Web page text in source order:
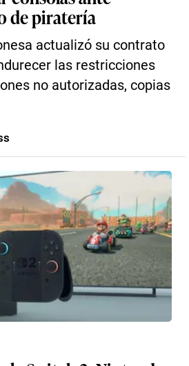
de piratería
actualizó su contrato
las restricciones
no autorizadas, copias